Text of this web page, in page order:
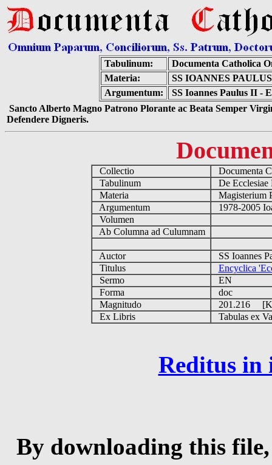
Tabulinum:
Documenta Catholica
Materia:
SS IOANNES
Argumentum:
SS Ioannes Paulus II -
Sancto Alberto Magno Patrono Plorante ac Beata Semper
Defendere Digneris.
Collectio
Documenta
Tabulinum
De
Materia
Magisterium
Argumentum
1978-2005
Volumen
Ab Columna ad Culumnam
Auctor
SS Ioannes
Titulus
Encyclica
Sermo
EN
Forma
doc
Magnitudo
201.216
Ex Libris
Tabulas ex
Reditus in
By downloading this